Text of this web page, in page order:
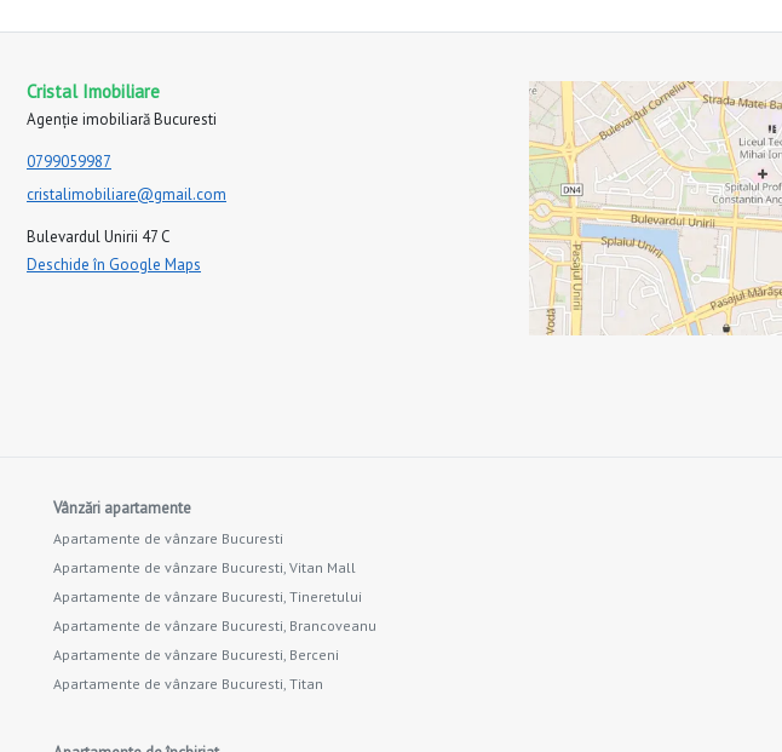
Cristal Imobiliare
Agenție imobiliară Bucuresti
0799059987
cristalimobiliare@gmail.com
Bulevardul Unirii 47 C
Deschide în Google Maps
Vânzări apartamente
Apartamente de vânzare Bucuresti
Apartamente de vânzare Bucuresti, Vitan Mall
Apartamente de vânzare Bucuresti, Tineretului
Apartamente de vânzare Bucuresti, Brancoveanu
Apartamente de vânzare Bucuresti, Berceni
Apartamente de vânzare Bucuresti, Titan